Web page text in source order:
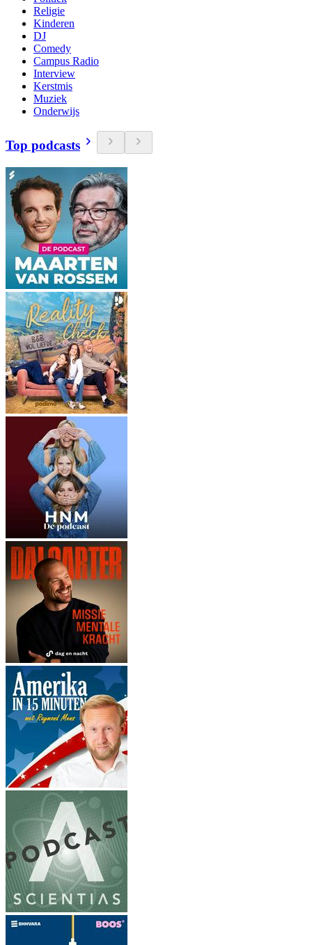
Religie
Kinderen
DJ
Comedy
Campus Radio
Interview
Kerstmis
Muziek
Onderwijs
Top podcasts